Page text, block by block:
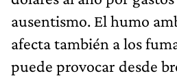
ausentismo. El humo
afecta también a los
puede provocar desde